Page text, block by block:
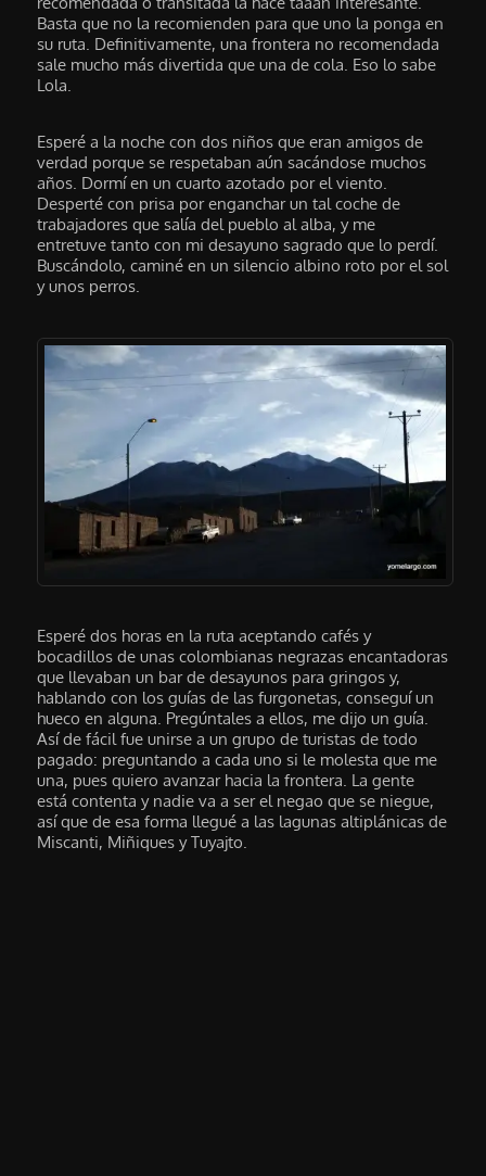
Basta que no la recomienden para que uno la ponga en
su ruta. Definitivamente, una frontera no recomendada
sale mucho más divertida que una de cola. Eso lo sabe
Lola.
Esperé a la noche con dos niños que eran amigos de
verdad porque se respetaban aún sacándose muchos
años. Dormí en un cuarto azotado por el viento.
Desperté con prisa por enganchar un tal coche de
trabajadores que salía del pueblo al alba, y me
entretuve tanto con mi desayuno sagrado que lo perdí.
Buscándolo, caminé en un silencio albino roto por el sol
y unos perros.
Esperé dos horas en la ruta aceptando cafés y
bocadillos de unas colombianas negrazas encantadoras
que llevaban un bar de desayunos para gringos y,
hablando con los guías de las furgonetas, conseguí un
hueco en alguna. Pregúntales a ellos, me dijo un guía.
Así de fácil fue unirse a un grupo de turistas de todo
pagado: preguntando a cada uno si le molesta que me
una, pues quiero avanzar hacia la frontera. La gente
está contenta y nadie va a ser el negao que se niegue,
así que de esa forma llegué a las lagunas altiplánicas de
Miscanti, Miñiques y Tuyajto.